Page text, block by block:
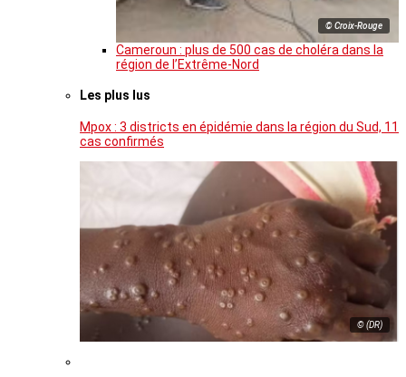
© Croix-Rouge
Cameroun : plus de 500 cas de choléra dans la
région de l’Extrême-Nord
Les plus lus
Mpox : 3 districts en épidémie dans la région du Sud, 11
cas confirmés
© (DR)